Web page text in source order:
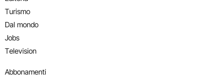
Turismo
Dal mondo
Jobs
Television
Abbonamenti